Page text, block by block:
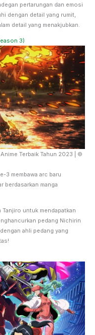
pertarungan dan emosi
dengan detail yang rumit,
detail yang menakjubkan.
3)
Terbaik Tahun 2023 | ©
3 membawa arc baru
berdasarkan manga
untuk mendapatkan
pedang Nichirin
ahli pedang yang